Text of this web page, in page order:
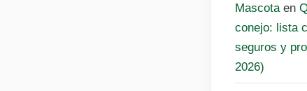
Mascota en
conejo: lista
seguros y
2026)